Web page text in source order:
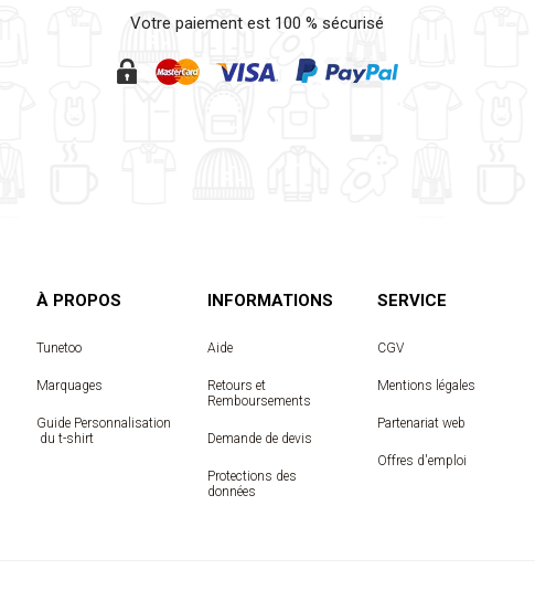
Votre paiement est 100 % sécurisé
À PROPOS
Tunetoo
Marquages
Guide Personnalisation
du t-shirt
INFORMATIONS
Aide
Retours et
Remboursements
Demande de devis
Protections des
données
SERVICE
CGV
Mentions légales
Partenariat web
Offres d'emploi